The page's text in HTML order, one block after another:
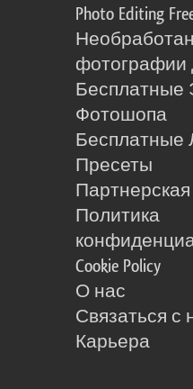
Photo Editing
фотографии
Бесплатные
Фотошопа
Бесплатные
Пресеты
Политика
Cookie Policy
О нас
Связаться с
Карьера